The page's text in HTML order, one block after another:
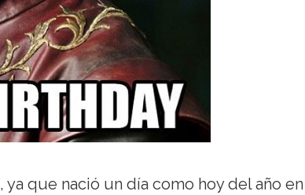
, ya que nació un día como hoy del año